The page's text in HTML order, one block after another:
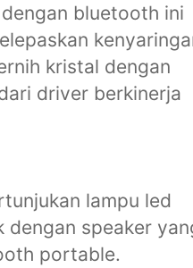
bluetooth ini
kristal dengan
driver berkinerja
lampu led
dengan speaker
portable.